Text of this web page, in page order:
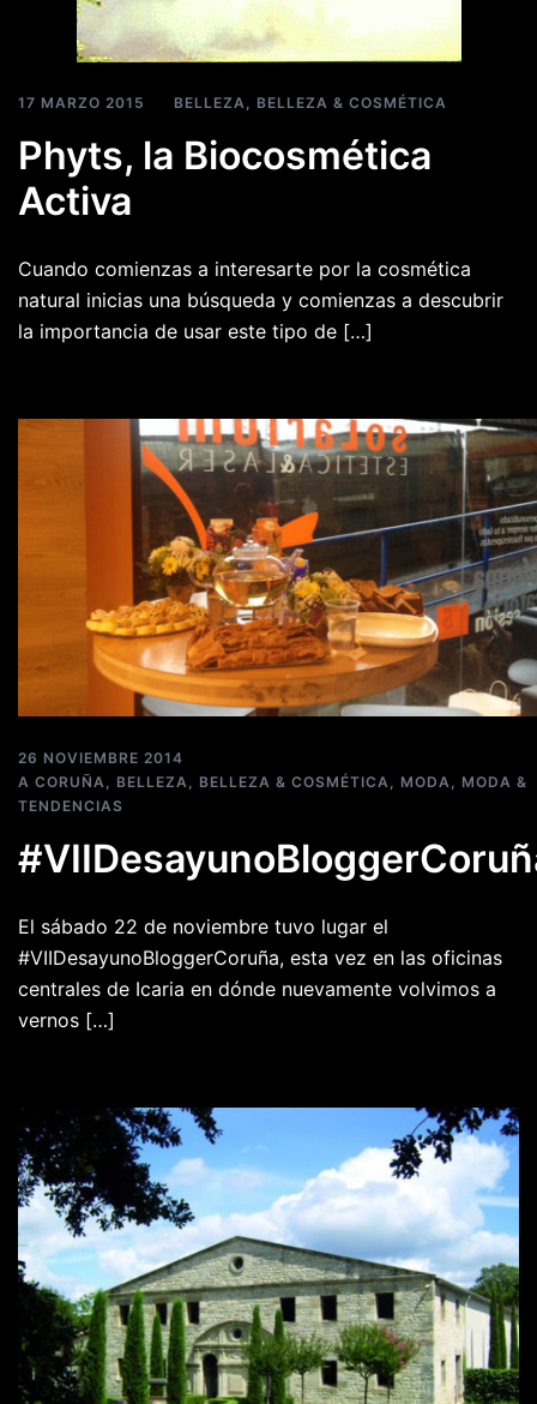
17 MARZO 2015 BELLEZA, BELLEZA & COSMÉTICA
Phyts, la Biocosmética
Activa
Cuando comienzas a interesarte por la cosmética
natural inicias una búsqueda y comienzas a descubrir
la importancia de usar este tipo de […]
26 NOVIEMBRE 2014
A CORUÑA
BELLEZA BELLEZA & COSMÉTICA MODA
MODA &
TENDENCIAS
El sábado 22 de noviembre tuvo lugar el
#VIIDesayunoBloggerCoruña, esta vez en las oficinas
centrales de Icaria en dónde nuevamente volvimos a
vernos […]